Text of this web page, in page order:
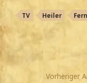
TV Heiler
Vorheriger